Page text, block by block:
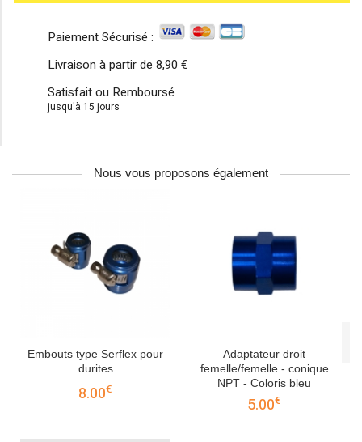
Paiement Sécurisé :
Livraison à partir de 8,90 €
Satisfait ou Remboursé
jusqu'à 15 jours
Nous vous proposons également
Embouts type Serflex pour
durites
8.00€
Adaptateur droit
femelle/femelle - conique
NPT - Coloris bleu
5.00€